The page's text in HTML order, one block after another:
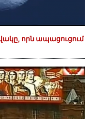
որն ապացուցում